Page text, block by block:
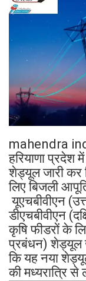
mahendra
हरियाणा प्रदेश
शेड्यूल जारी कर
लिए बिजली
यूएचबीवीएन
डीएचबीवीएन
कृषि फीडरों के
प्रबंधन) शेड्यूल
कि यह नया
की मध्यरात्रि से